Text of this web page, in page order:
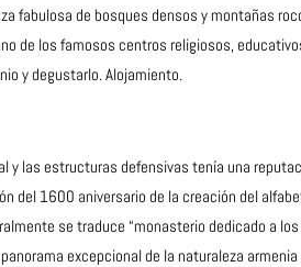
fabulosa de bosques densos y montañas
de los famosos centros religiosos,
y degustarlo. Alojamiento.
y las estructuras defensivas tenía una
del 1600 aniversario de la creación del
se traduce “monasterio dedicado a
excepcional de la naturaleza